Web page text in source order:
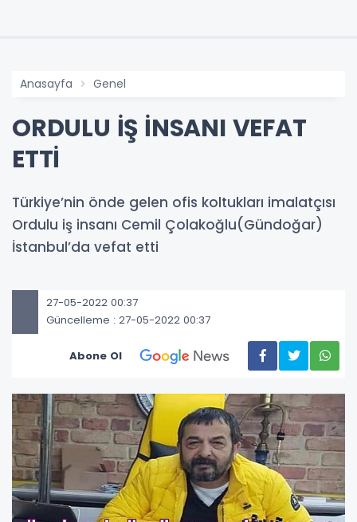
Anasayfa Genel
ORDULU İŞ İNSANI VEFAT
ETTİ
Türkiye’nin önde gelen ofis koltukları imalatçısı
Ordulu iş insanı Cemil Çolakoğlu(Gündoğar)
İstanbul’da vefat etti
27-05-2022 00:37
Güncelleme : 27-05-2022 00:37
Abone Ol